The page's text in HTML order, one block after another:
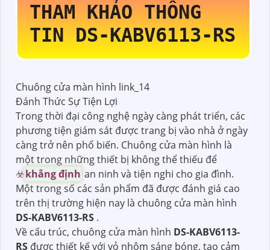
THAM KHẢO THÔNG
TIN DS-KABV6113-RS
Chuông cửa màn hình link_14
Đánh Thức Sự Tiện Lợi
Trong thời đại công nghệ ngày càng phát triển, các
phương tiện giám sát được trang bị vào nhà ở ngày
càng trở nên phổ biến. Chuông cửa màn hình là
một trong những thiết bị không thể thiếu để
☣️khẳng định an ninh và tiện nghi cho gia đình.
Một trong số các sản phẩm đã được đánh giá cao
trên thị trường hiện nay là chuông cửa màn hình
DS-KABV6113-RS .
Về cấu trúc, chuông cửa màn hình DS-KABV6113-
RS được thiết kế với vỏ nhôm sáng bóng, tạo cảm